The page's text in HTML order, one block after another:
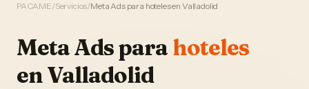
PACAME/Servicios/Meta Ads para hoteles en Valladolid
Meta Adspara hoteles
enValladolid